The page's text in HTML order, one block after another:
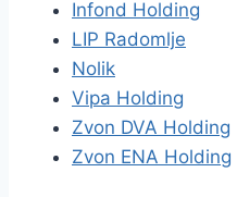
Infond Holding
LIP Radomlje
Nolik
Vipa Holding
Zvon DVA Holding
Zvon ENA Holding